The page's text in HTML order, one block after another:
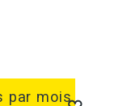
par mois